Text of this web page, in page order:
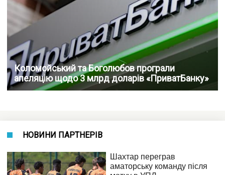
Коломойський та Боголюбов програли
апеляцію щодо 3 млрд доларів «ПриватБанку»
НОВИНИ ПАРТНЕРІВ